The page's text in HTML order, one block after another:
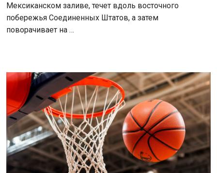
Мексиканском заливе, течет вдоль восточного
побережья Соединенных Штатов, а затем
поворачивает на …